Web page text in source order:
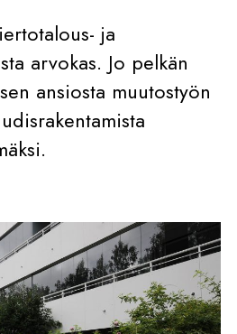
ja
arvokas. Jo pelkän
ansiosta muutostyön